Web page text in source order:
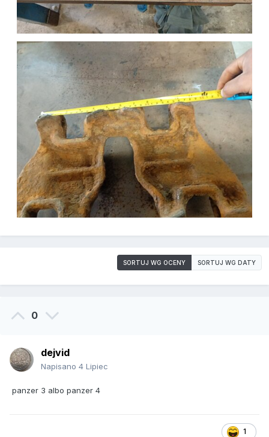
SORTUJ WG OCENY SORTUJ WG DATY
0
dejvid
Napisano 4 Lipiec
panzer 3 albo panzer 4
1